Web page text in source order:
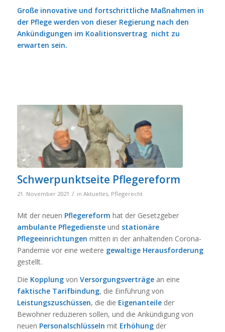
Große innovative und fortschrittliche Maßnahmen in
der Pflege werden von dieser Regierung nach den
Ankündigungen im Koalitionsvertrag nicht zu
erwarten sein.
Schwerpunktseite Pflegereform
21. November 2021 / in Aktuelles, Pflegerecht
Mit der neuen Pflegereform hat der Gesetzgeber
ambulante Pflegediensteund stationäre
Pflegeeinrichtungen mitten in der anhaltenden Corona-
Pandemie vor eine weitere gewaltige Herausforderung
gestellt.
Die Kopplungvon Versorgungsverträgean eine
faktische Tarifbindung, die Einführung von
Leistungszuschüssen, die die Eigenanteileder
Bewohner reduzieren sollen, und die Ankündigung von
neuen Personalschlüsseln mit Erhöhungder